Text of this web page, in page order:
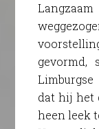
gevormd,
dat hij het
heen leek